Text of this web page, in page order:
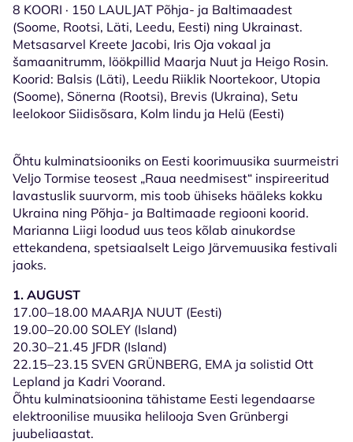
8 KOORI · 150 LAULJAT Põhja- ja Baltimaadest
(Soome, Rootsi, Läti, Leedu, Eesti) ning Ukrainast.
Metsasarvel Kreete Jacobi, Iris Oja vokaal ja
šamaanitrumm, löökpillid Maarja Nuut ja Heigo Rosin.
Koorid: Balsis (Läti), Leedu Riiklik Noortekoor, Utopia
(Soome), Sönerna (Rootsi), Brevis (Ukraina), Setu
leelokoor Siidisõsara, Kolm lindu ja Helü (Eesti)
Õhtu kulminatsiooniks on Eesti koorimuusika suurmeistri
Veljo Tormise teosest „Raua needmisest“ inspireeritud
lavastuslik suurvorm, mis toob ühiseks hääleks kokku
Ukraina ning Põhja- ja Baltimaade regiooni koorid.
Marianna Liigi loodud uus teos kõlab ainukordse
ettekandena, spetsiaalselt Leigo Järvemuusika festivali
jaoks.
1. AUGUST
17.00–18.00 MAARJA NUUT (Eesti)
19.00–20.00 SOLEY (Island)
20.30–21.45 JFDR (Island)
22.15–23.15 SVEN GRÜNBERG, EMA ja solistid Ott
Lepland ja Kadri Voorand.
Õhtu kulminatsioonina tähistame Eesti legendaarse
elektroonilise muusika helilooja Sven Grünbergi
juubeliaastat.